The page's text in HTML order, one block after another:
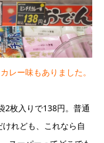
レー味もありました。
2枚入りで138円。普通
れども、これなら自